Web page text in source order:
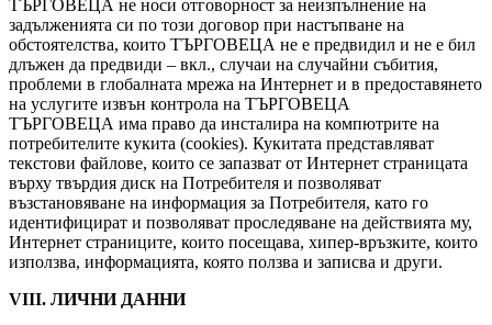
ТЪРГОВЕЦА не носи отговорност за неизпълнение на
задълженията си по този договор при настъпване на
обстоятелства, които ТЪРГОВЕЦА не е предвидил и не е бил
длъжен да предвиди – вкл., случаи на случайни събития,
проблеми в глобалната мрежа на Интернет и в предоставянето
на услугите извън контрола на ТЪРГОВЕЦА
ТЪРГОВЕЦА има право да инсталира на компютрите на
потребителите кукита (cookies). Кукитата представляват
текстови файлове, които се запазват от Интернет страницата
върху твърдия диск на Потребителя и позволяват
възстановяване на информация за Потребителя, като го
идентифицират и позволяват проследяване на действията му,
Интернет страниците, които посещава, хипер-връзките, които
използва, информацията, която ползва и записва и други.
VIII. ЛИЧНИ ДАННИ